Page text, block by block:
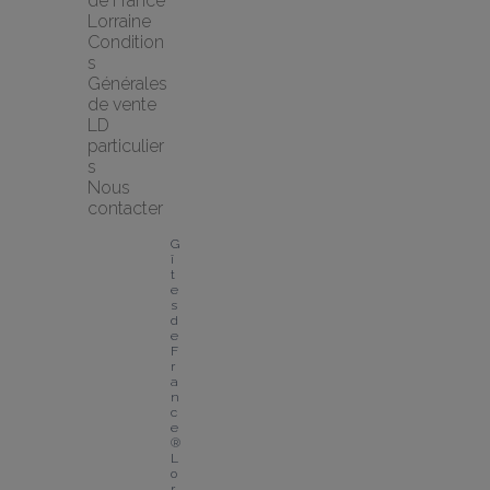
Lorraine
Condition
s
Générales
de vente
LD
particulier
s
Nous
contacter
G
î
t
e
s
d
e
F
r
a
n
c
e
®
L
o